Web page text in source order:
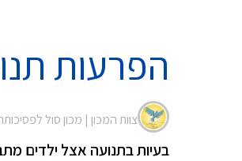
הפרעות
צוות המכון | מכון סול
בעיות בתנועה אצל ילדים